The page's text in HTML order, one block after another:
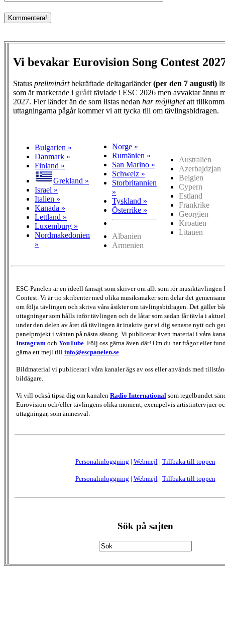
Vi bevakar Eurovision Song Contest
Status preliminärtbekräftade deltagarländer(per den 7 augusti)
som är markerade i grått tävlade i ESC 2026 men avvaktar ännu
2027. Fler länder än de som listas nedan har möjlighetatt
uttagningarna pågår kommer vi att tycka till om tävlingsbidragen.
Bulgarien »
Danmark »
Finland »
Grekland »
Israel »
Italien »
Kanada »
Lettland »
Luxemburg »
Nordmakedonien
»
Norge »
Rumänien »
San Marino »
Schweiz »
Storbritannien
»
Tyskland »
Österrike »
Albanien
Armenien
Australien
Azerbajdzjan
Belgien
Cypern
Estland
Frankrike
Georgien
Kroatien
Litauen
ESC-Panelen är en ideell fansajt som skriver om allt som rör musiktävlingen
Contest. Vi är tio skribenter med olika musiksmaker som delar det
om följa tävlingen och skriva våra åsikter om tävlingsbidragen. Det gäller
uttagningar som hålls inför tävlingen och de låtar som sedan får tävla i
under den delen av året då tävlingen är inaktiv ger vi dig senaste nytt och
panelprojekt i väntan på nästa säsong. Vi publicerar även material i våra
Instagram och YouTube . Följ oss gärna även där! Om du har frågor eller
gärna ett mejl till info@escpanelen.se
Bildmaterial vi publicerar i våra kanaler ägs av oss eller används med
bildägare.
Vi vill också tipsa dig om kanalen Radio International som regelbundet
Eurovision och/eller tävlingens olika moment, exempelvis artistintervjuer
uttagningar, som ämnesval.
Personalinloggning | Webmejl | Tillbaka till toppen
Personalinloggning | Webmejl | Tillbaka till toppen
Sök på sajten